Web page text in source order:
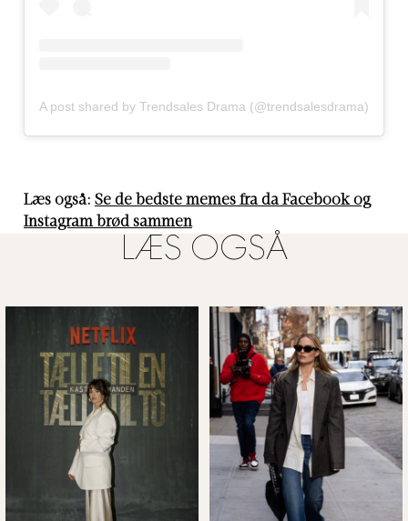
A post shared by Trendsales Drama (@trendsalesdrama)
Læs også: Se de bedste memes fra da Facebook og
Instagram brød sammen
LÆS OGSÅ